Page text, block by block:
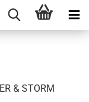
& STORM